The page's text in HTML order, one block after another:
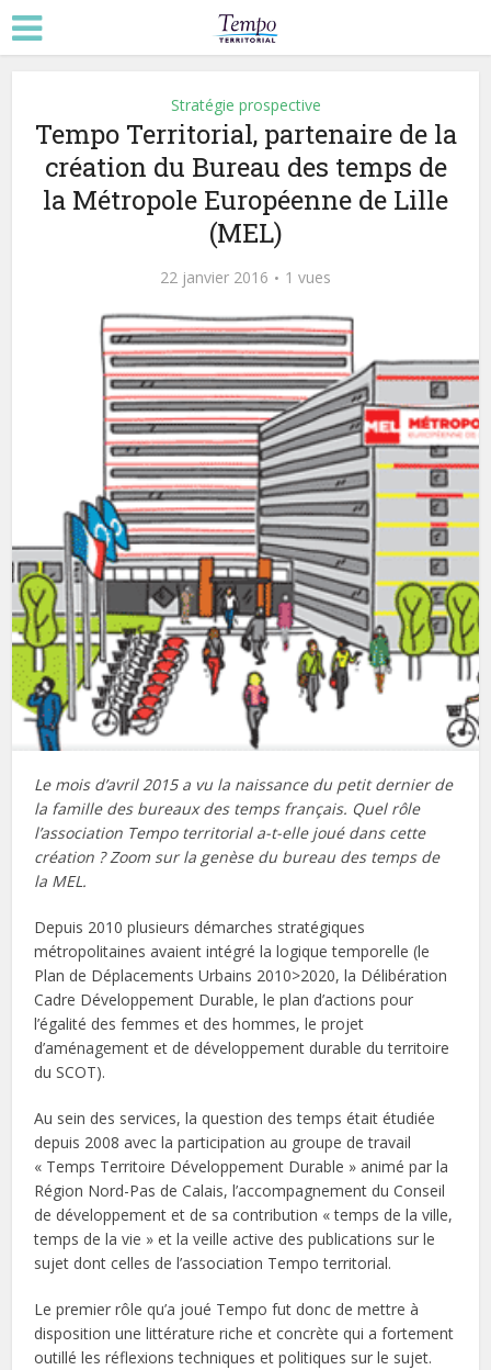
Stratégie prospective
Tempo Territorial, partenaire de la
création du Bureau des temps de
la Métropole Européenne de Lille
(MEL)
22 janvier 2016 1 vues
Le mois d’avril 2015 a vu la naissance du petit dernier de
la famille des bureaux des temps français. Quel rôle
l’association Tempo territorial a-t-elle joué dans cette
création ? Zoom sur la genèse du bureau des temps de
la MEL.
Depuis 2010 plusieurs démarches stratégiques
métropolitaines avaient intégré la logique temporelle (le
Plan de Déplacements Urbains 2010>2020, la Délibération
Cadre Développement Durable, le plan d’actions pour
l’égalité des femmes et des hommes, le projet
d’aménagement et de développement durable du territoire
du SCOT).
Au sein des services, la question des temps était étudiée
depuis 2008 avec la participation au groupe de travail
« Temps Territoire Développement Durable » animé par la
Région Nord-Pas de Calais, l’accompagnement du Conseil
de développement et de sa contribution « temps de la ville,
temps de la vie » et la veille active des publications sur le
sujet dont celles de l’association Tempo territorial.
Le premier rôle qu’a joué Tempo fut donc de mettre à
disposition une littérature riche et concrète qui a fortement
outillé les réflexions techniques et politiques sur le sujet.